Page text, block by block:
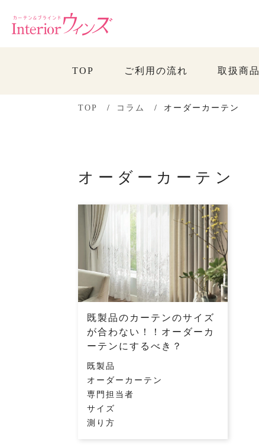
TOP ご利用の流れ 取扱商品
TOP コラム オーダーカーテン
オーダーカーテン
既製品のカーテンのサイズ
が合わない！！オーダーカ
ーテンにするべき？
既製品
オーダーカーテン
専門担当者
サイズ
測り方